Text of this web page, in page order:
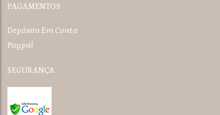
PAGAMENTOS
Depósito Em Conta
Paypal
SEGURANÇA